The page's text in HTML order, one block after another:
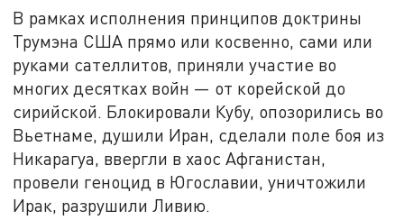
В рамках исполнения принципов доктрины
Трумэна США прямо или косвенно, сами или
руками сателлитов, приняли участие во
многих десятках войн — от корейской до
сирийской. Блокировали Кубу, опозорились во
Вьетнаме, душили Иран, сделали поле боя из
Никарагуа, ввергли в хаос Афганистан,
провели геноцид в Югославии, уничтожили
Ирак, разрушили Ливию.